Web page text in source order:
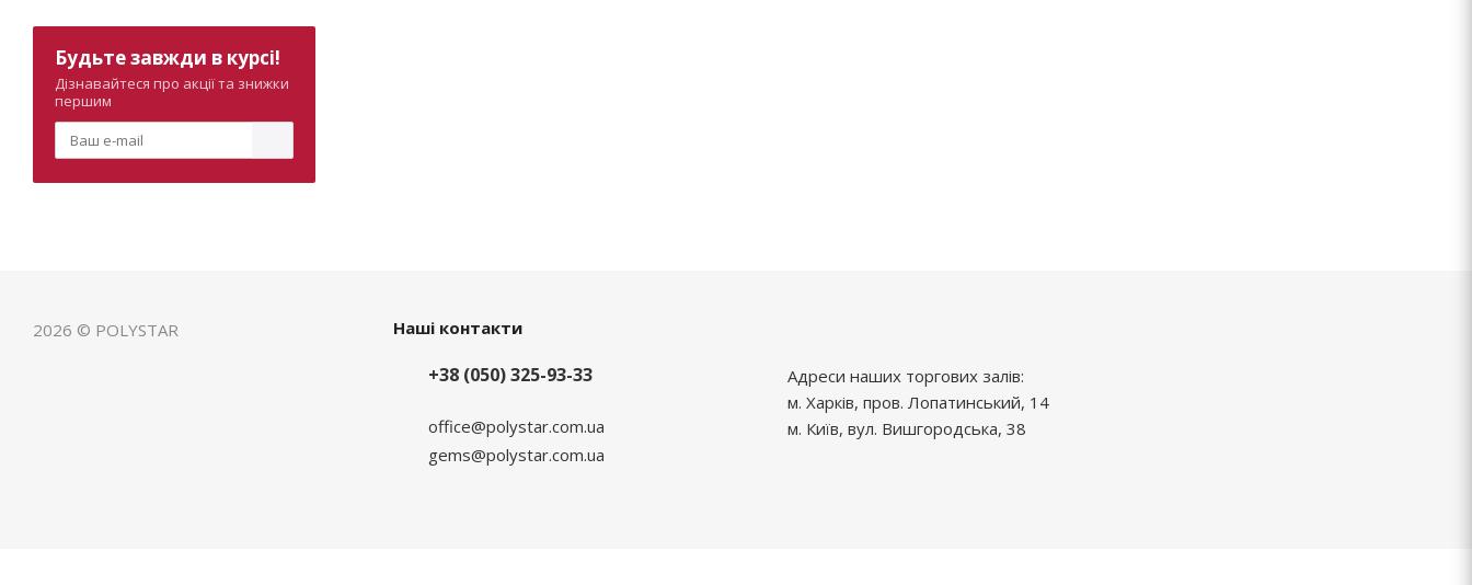
Будьте завжди в курсі!
Дізнавайтеся про акції та знижки
першим
2026 © POLYSTAR Наші контакти
+38 (050) 325-93-33
office@polystar.com.ua
gems@polystar.com.ua
Адреси наших торгових залів:
м. Харків, пров. Лопатинський, 14
м. Київ, вул. Вишгородська, 38